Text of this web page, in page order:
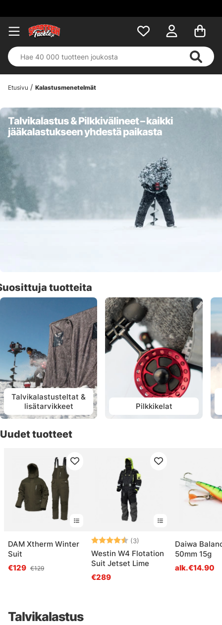
Etusivu Kalastusmenetelmät
Talvikalastus & Pilkkivälineet – kaikki
jääkalastukseen yhdestä paikasta
tuotteita
Talvikalastusteltat &
lisätarvikkeet
Pilkkikelat
Uudet tuotteet
DAM Xtherm Winter
Suit
€129 €129
Arvio: (3)
4.7 5:sta tähdestä
Westin W4 Flotation
Suit Jetset Lime
€289
Daiwa
50mm 15g
alk.€14.90
Talvikalastus